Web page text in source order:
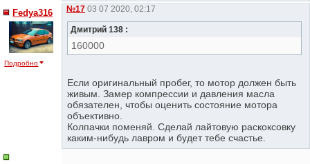
Fedya316
Подробно
№17 03 07 2020, 02:17
Дмитрий 138 :
160000
Если оригинальный пробег, то мотор должен быть
живым. Замер компрессии и давления масла
обязателен, чтобы оценить состояние мотора
объективно.
Колпачки поменяй. Сделай лайтовую раскоксовку
каким-нибудь лавром и будет тебе счастье.